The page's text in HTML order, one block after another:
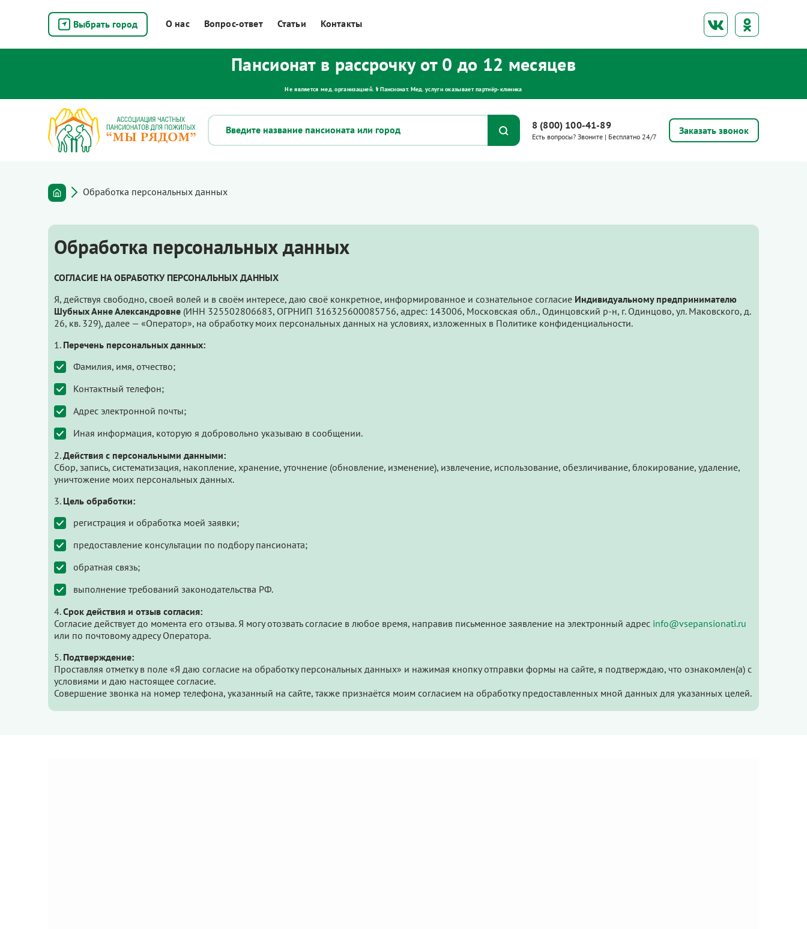
Выбрать город О нас Вопрос-ответ Статьи Контакты
Пансионат в рассрочку от 0 до 12 месяцев
Не является мед. организацией. ⚕ Пансионат. Мед. услуги оказывает партнёр‑клиника
8 (800) 100-41-89
Есть вопросы? Звоните | Бесплатно 24/7
Заказать звонок
Обработка персональных данных
Обработка персональных данных
СОГЛАСИЕ НА ОБРАБОТКУ ПЕРСОНАЛЬНЫХ ДАННЫХ
Я, действуя свободно, своей волей и в своём интересе, даю своё конкретное, информированное и сознательное согласие Индивидуальному предпринимателю
Шубных Анне Александровне (ИНН 325502806683, ОГРНИП 316325600085756, адрес: 143006, Московская обл., Одинцовский р-н, г. Одинцово, ул. Маковского, д.
26, кв. 329), далее — «Оператор», на обработку моих персональных данных на условиях, изложенных в Политике конфиденциальности.
Перечень персональных данных:
Фамилия, имя, отчество;
Контактный телефон;
Адрес электронной почты;
Иная информация, которую я добровольно указываю в сообщении.
Действия с персональными данными:
Сбор, запись, систематизация, накопление, хранение, уточнение (обновление, изменение), извлечение, использование, обезличивание, блокирование, удаление,
уничтожение моих персональных данных.
Цель обработки:
регистрация и обработка моей заявки;
предоставление консультации по подбору пансионата;
обратная связь;
выполнение требований законодательства РФ.
Срок действия и отзыв согласия:
Согласие действует до момента его отзыва. Я могу отозвать согласие в любое время, направив письменное заявление на электронный адрес info@vsepansionati.ru
или по почтовому адресу Оператора.
Подтверждение:
Проставляя отметку в поле «Я даю согласие на обработку персональных данных» и нажимая кнопку отправки формы на сайте, я подтверждаю, что ознакомлен(а) с
условиями и даю настоящее согласие.
Совершение звонка на номер телефона, указанный на сайте, также признаётся моим согласием на обработку предоставленных мной данных для указанных целей.